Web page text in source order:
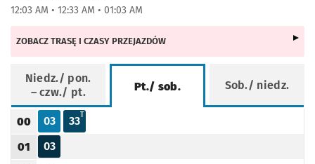
12:03 AM • 12:33 AM • 01:03 AM
ZOBACZ TRASĘ I CZASY PRZEJAZDÓW
Niedz./ pon.
– czw./ pt.
Pt./ sob. Sob./ niedz.
Rozkład jazdy -
Godzina odjazdu
00
Odjazd
03
minut po godzinie 00
Odjazd
33
minut po godzinie 00
TT - KURS SKRÓCONY DO PETRUSEWICZA
Godzina odjazdu
01
Odjazd
03
minut po godzinie 01